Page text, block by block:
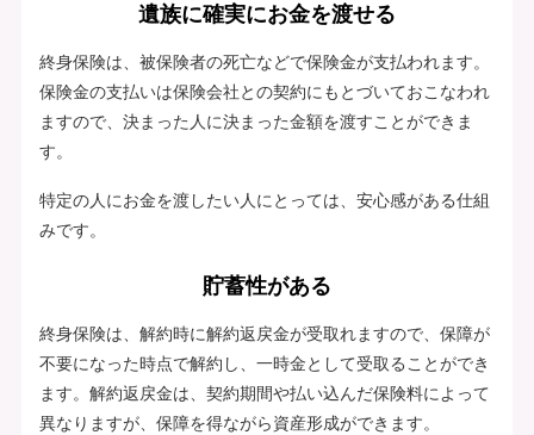
遺族に確実にお金を渡せる
終身保険は、被保険者の死亡などで保険金が支払われます。
保険金の支払いは保険会社との契約にもとづいておこなわれ
ますので、決まった人に決まった金額を渡すことができま
す。
特定の人にお金を渡したい人にとっては、安心感がある仕組
みです。
貯蓄性がある
終身保険は、解約時に解約返戻金が受取れますので、保障が
不要になった時点で解約し、一時金として受取ることができ
ます。解約返戻金は、契約期間や払い込んだ保険料によって
異なりますが、保障を得ながら資産形成ができます。